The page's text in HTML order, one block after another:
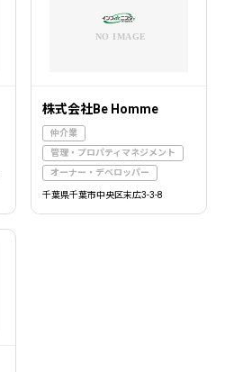
株式会社Be Homme
仲介業
管理・プロパティマネジメント
オーナー・デベロッパー
千葉県千葉市中央区末広3-3-8